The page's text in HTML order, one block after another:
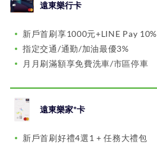
遠東樂行卡
新戶首刷享1000元+LINE Pay 10%
指定交通/通勤/加油最優3%
月月刷滿額享免費洗車/市區停車
遠東樂家⁺卡
新戶首刷好禮4選1 + 任務大禮包